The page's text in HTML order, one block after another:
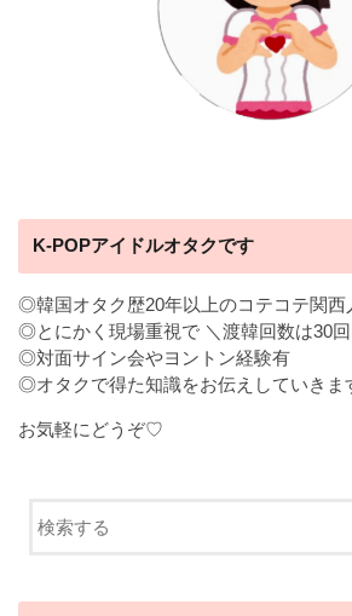
K-POPアイドルオタクです
◎韓国オタク歴20年以上のコテコテ関西
◎とにかく現場重視で ＼渡韓回数は30
◎対面サイン会やヨントン経験有
◎オタクで得た知識をお伝えしていきま
お気軽にどうぞ♡